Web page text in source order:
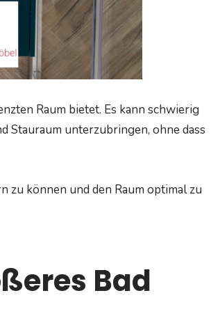
Raum bietet. Es kann schwierig
Stauraum unterzubringen, ohne dass
zu können und den Raum optimal zu
Bad